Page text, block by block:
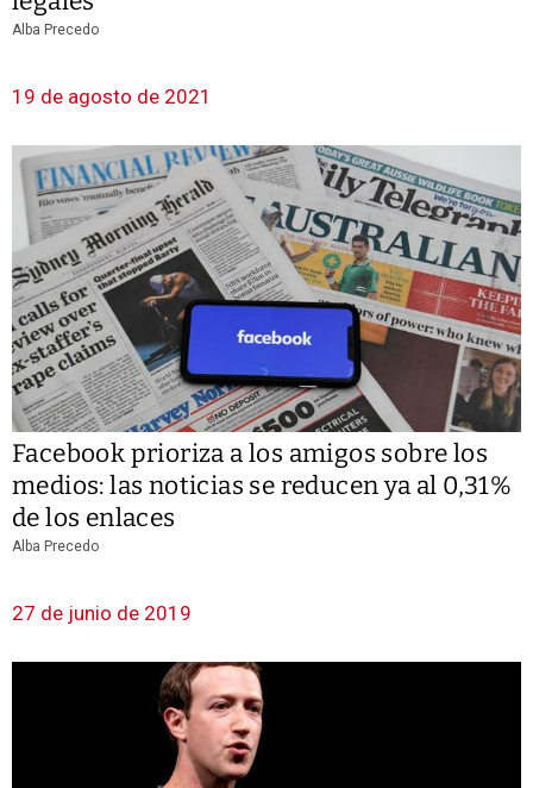
Alba Precedo
19 de agosto de 2021
Facebook prioriza a los amigos sobre los
medios: las noticias se reducen ya al 0,31%
de los enlaces
Alba Precedo
27 de junio de 2019